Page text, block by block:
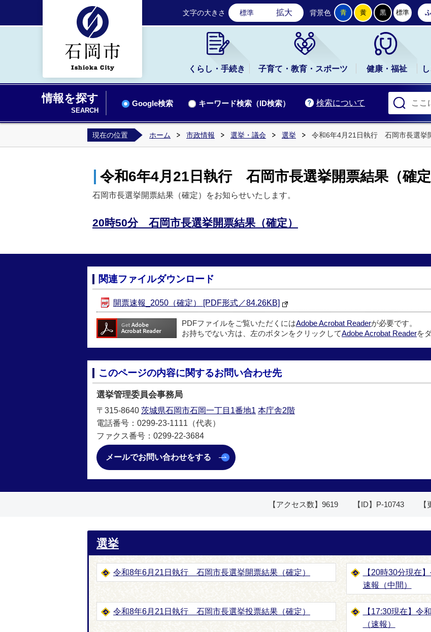
石岡市公式ホームページ
文字の大きさ 標準 拡大 背景色 青 黄 黒 標準
くらし・手続き 子育て・教育・スポーツ 健康・福祉
情報を探す
SEARCH
検索について
Google検索 キーワード検索（ID検索）
現在の位置 ホーム 市政情報 選挙・議会 選挙 令和6年4月21日執行 石岡市長選挙
令和6年4月21日執行 石岡市長選挙開票結果（確定
石岡市長選挙開票結果（確定）をお知らせいたします。
20時50分 石岡市長選挙開票結果（確定）
関連ファイルダウンロード
開票速報_2050（確定） [PDF形式／84.26KB]
PDFファイルをご覧いただくにはAdobe Acrobat Readerが必要です。
お持ちでない方は、左のボタンをクリックしてAdobe Acrobat Readerを
このページの内容に関するお問い合わせ先
選挙管理委員会事務局
〒315-8640 茨城県石岡市石岡一丁目1番地1 本庁舎2階
電話番号：0299-23-1111（代表）
ファクス番号：0299-22-3684
メールでお問い合わせをする
【アクセス数】 9619 【ID】 P-10743 【
選挙
令和8年6月21日執行 石岡市長選挙開票結果（確定）
【20時30分現在
速報（中間）
令和8年6月21日執行 石岡市長選挙投票結果（確定）
【17:30現在】
（速報）